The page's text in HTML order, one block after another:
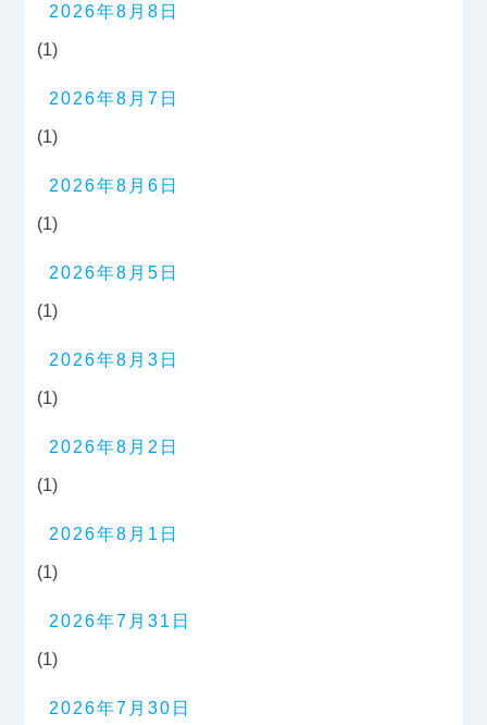
2026年8月8日
(1)
2026年8月7日
(1)
2026年8月6日
(1)
2026年8月5日
(1)
2026年8月3日
(1)
2026年8月2日
(1)
2026年8月1日
(1)
2026年7月31日
(1)
2026年7月30日